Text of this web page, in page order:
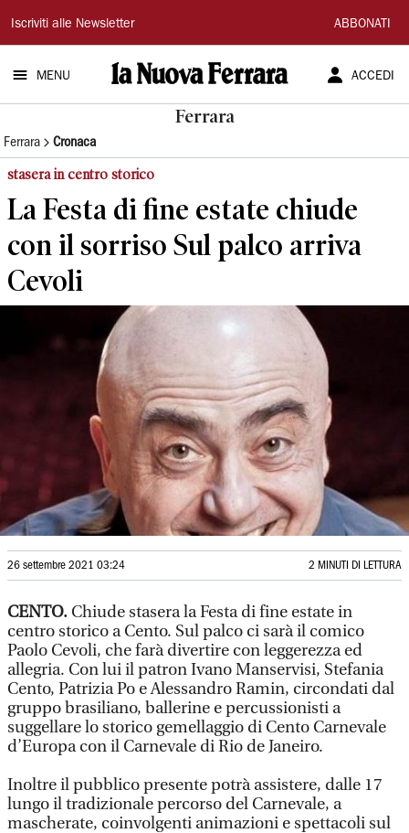
La
Nuova
Ferrara
Iscriviti alle Newsletter ABBONATI
MENU ACCEDI
Ferrara
Ferrara Cronaca
stasera in centro storico
La Festa di fine estate chiude
con il sorriso Sul palco arriva
Cevoli
26 settembre 2021 03:24 2 MINUTI DI LETTURA
CENTO. Chiude stasera la Festa di fine estate in
centro storico a Cento. Sul palco ci sarà il comico
Paolo Cevoli, che farà divertire con leggerezza ed
allegria. Con lui il patron Ivano Manservisi, Stefania
Cento, Patrizia Po e Alessandro Ramin, circondati dal
gruppo brasiliano, ballerine e percussionisti a
suggellare lo storico gemellaggio di Cento Carnevale
d’Europa con il Carnevale di Rio de Janeiro.
Inoltre il pubblico presente potrà assistere, dalle 17
lungo il tradizionale percorso del Carnevale, a
mascherate, coinvolgenti animazioni e spettacoli sul